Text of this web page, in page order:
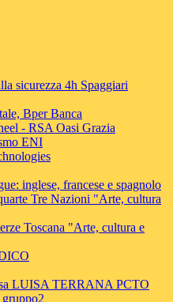
sicurezza 4h Spaggiari
Bper Banca
- RSA Oasi Grazia
ENI
inglese, francese e spagnolo
Tre Nazioni "Arte, cultura
Toscana "Arte, cultura e
LUISA TERRANA PCTO